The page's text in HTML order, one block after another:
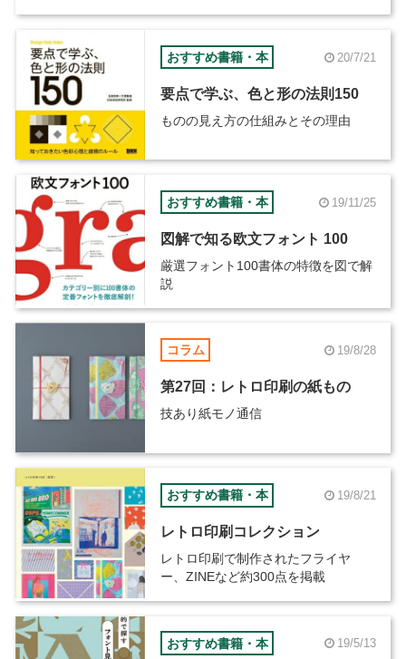
おすすめ書籍・本 20/7/21
要点で学ぶ、色と形の法則150
ものの見え方の仕組みとその理由
おすすめ書籍・本 19/11/25
図解で知る欧文フォント 100
厳選フォント100書体の特徴を図で解
説
コラム 19/8/28
第27回：レトロ印刷の紙もの
技あり紙モノ通信
おすすめ書籍・本 19/8/21
レトロ印刷コレクション
レトロ印刷で制作されたフライヤ
ー、ZINEなど約300点を掲載
おすすめ書籍・本 19/5/13